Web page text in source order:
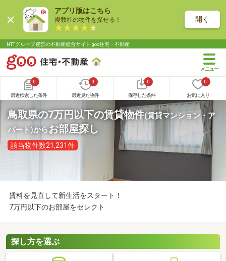
アプリ版はこちら
複数社の物件を探せる！ 開く
NTTグループ運営の不動産総合サイト goo住宅・不動産
0
最近検索した条件
0
最近見た物件
0
保存した条件
0
お気に入り
鳥取県の7万円以下の賃貸物件(賃貸マンション・ア
パート)からお部屋探し
該当物件数21,231件
賃料を見直して新生活をスタート！
7万円以下のお部屋をセレクト
探し方を選ぶ